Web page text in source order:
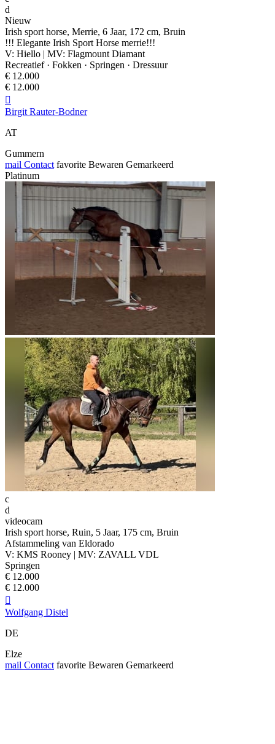
d
Nieuw
Irish sport horse, Merrie, 6 Jaar, 172 cm, Bruin
!!! Elegante Irish Sport Horse merrie!!!
V: Hiello | MV: Flagmount Diamant
Recreatief · Fokken · Springen · Dressuur
€ 12.000
€ 12.000

Birgit Rauter-Bodner
AT
Gummern
mail Contact favorite Bewaren Gemarkeerd
Platinum
c
d
videocam
Irish sport horse, Ruin, 5 Jaar, 175 cm, Bruin
Afstammeling van Eldorado
V: KMS Rooney | MV: ZAVALL VDL
Springen
€ 12.000
€ 12.000

Wolfgang Distel
DE
Elze
mail Contact favorite Bewaren Gemarkeerd